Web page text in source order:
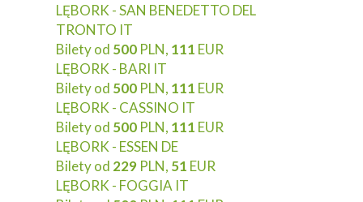
LĘBORK - SAN BENEDETTO DEL
TRONTO IT
Bilety od 500 PLN, 111 EUR
LĘBORK - BARI IT
Bilety od 500 PLN, 111 EUR
LĘBORK - CASSINO IT
Bilety od 500 PLN, 111 EUR
LĘBORK - ESSEN DE
Bilety od 229 PLN, 51 EUR
LĘBORK - FOGGIA IT